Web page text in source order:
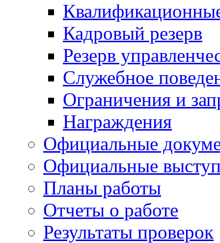
Кадровый резерв
Резерв
Служебное
Ограничения и
Награждения
Официальные
Официальные
Планы работы
Отчеты о работе
Результаты проверок